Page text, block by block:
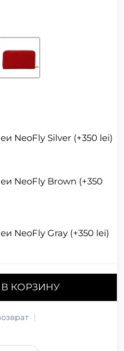
NeoFly Silver (+350 lei)
NeoFly Brown (+350
NeoFly Gray (+350 lei)
В КОРЗИНУ